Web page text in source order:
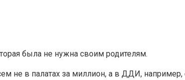
была не нужна своим родителям.
не в палатах за миллион, а в ДДИ,